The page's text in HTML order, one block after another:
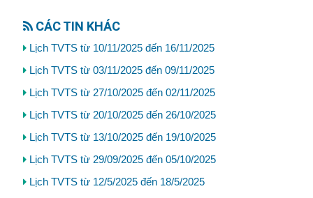
CÁC TIN KHÁC
Lịch TVTS từ 10/11/2025 đến 16/11/2025
Lịch TVTS từ 03/11/2025 đến 09/11/2025
Lịch TVTS từ 27/10/2025 đến 02/11/2025
Lịch TVTS từ 20/10/2025 đến 26/10/2025
Lịch TVTS từ 13/10/2025 đến 19/10/2025
Lịch TVTS từ 29/09/2025 đến 05/10/2025
Lịch TVTS từ 12/5/2025 đến 18/5/2025